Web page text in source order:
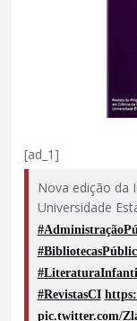
[ad_1]
Nova edição da
Universidade
#RevistasCI
pic.twitter.com/